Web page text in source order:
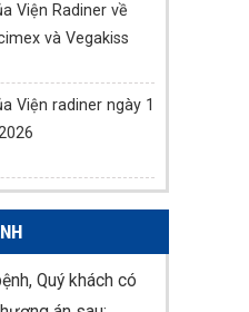
Viện Radiner về
và Vegakiss
Viện radiner ngày 1
Quý khách có